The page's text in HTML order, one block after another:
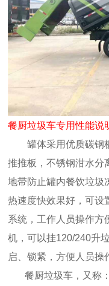
餐厨垃圾车专用性能说
罐体采用优质碳钢板
推推板，不锈钢泔水分
地带防止罐内餐饮垃圾
热速度快效果好，可设
系统，工作人员操作方
机，可以挂120/240升
启、锁紧，方便人员操
餐厨垃圾车，又称：